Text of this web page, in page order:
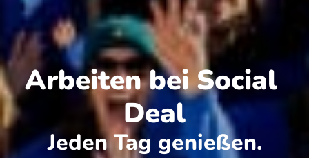
Arbeiten bei Social
Deal
Jeden Tag genießen.